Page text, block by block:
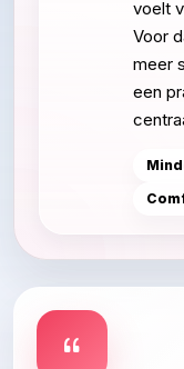
voelt
Voor
meer
een